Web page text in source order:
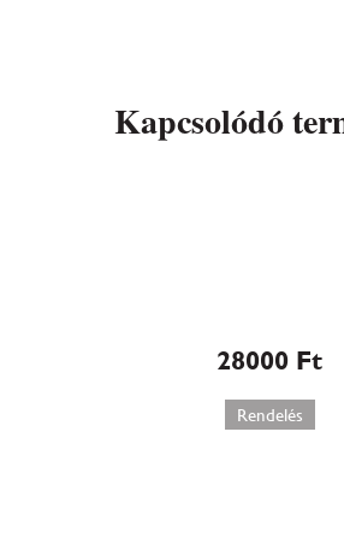
Kapcsolódó
28000 Ft
Rendelés